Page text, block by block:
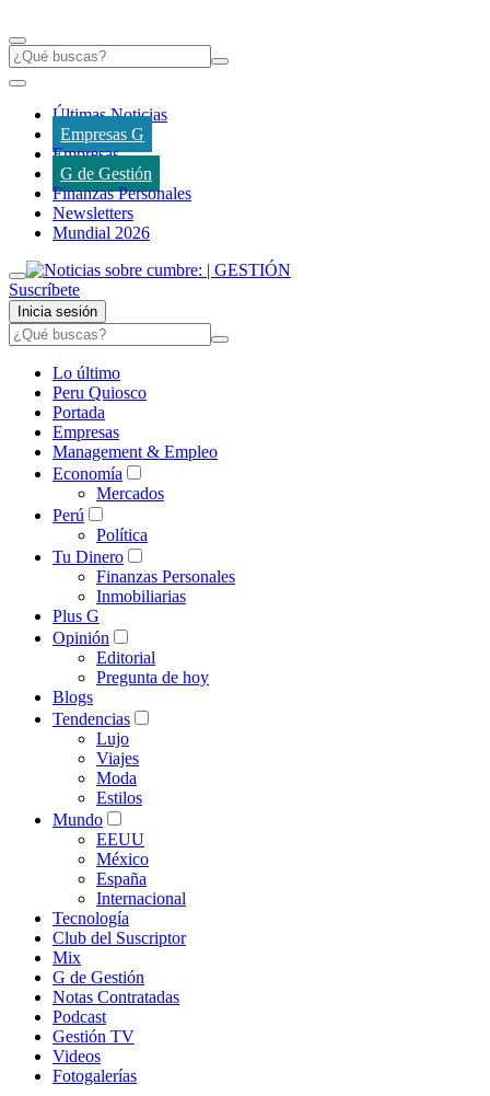
Últimas Noticias
Empresas G
Empresas
G de Gestión
Finanzas Personales
Newsletters
Mundial 2026
Suscríbete
Inicia sesión
Lo último
Peru Quiosco
Portada
Empresas
Management & Empleo
Economía
Mercados
Perú
Política
Tu Dinero
Finanzas Personales
Inmobiliarias
Plus G
Opinión
Editorial
Pregunta de hoy
Blogs
Tendencias
Lujo
Viajes
Moda
Estilos
Mundo
EEUU
México
España
Internacional
Tecnología
Club del Suscriptor
Mix
G de Gestión
Notas Contratadas
Podcast
Gestión TV
Videos
Fotogalerías